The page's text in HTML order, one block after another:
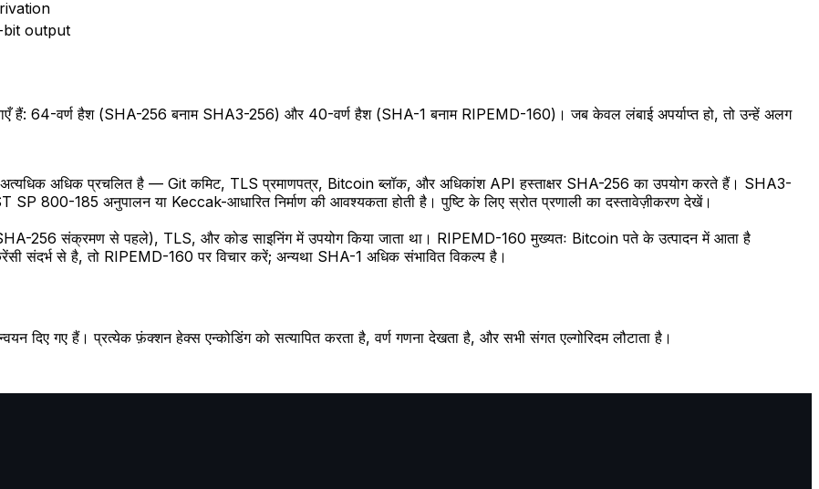
bit output
हैं: 64-वर्ण हैश (SHA-256 बनाम SHA3-256) और 40-वर्ण हैश (SHA-1 बनाम RIPEMD-160)। जब केवल लंबाई अपर्याप्त हो, तो उन्हें अलग
अत्यधिक अधिक प्रचलित है — Git कमिट, TLS प्रमाणपत्र, Bitcoin ब्लॉक, और अधिकांश API हस्ताक्षर SHA-256 का उपयोग करते हैं। SHA3-
SP 800-185 अनुपालन या Keccak-आधारित निर्माण की आवश्यकता होती है। पुष्टि के लिए स्रोत प्रणाली का दस्तावेज़ीकरण देखें।
256 संक्रमण से पहले), TLS, और कोड साइनिंग में उपयोग किया जाता था। RIPEMD-160 मुख्यतः Bitcoin पते के उत्पादन में आता है
संदर्भ से है, तो RIPEMD-160 पर विचार करें; अन्यथा SHA-1 अधिक संभावित विकल्प है।
दिए गए हैं। प्रत्येक फ़ंक्शन हेक्स एन्कोडिंग को सत्यापित करता है, वर्ण गणना देखता है, और सभी संगत एल्गोरिदम लौटाता है।